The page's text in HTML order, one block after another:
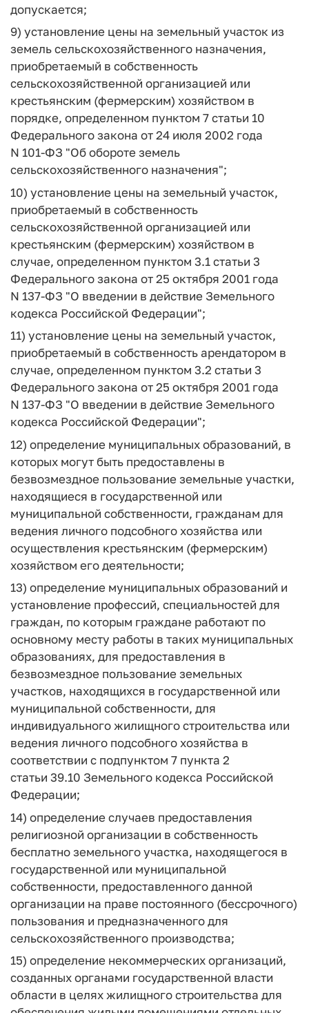
допускается;
9) установление цены на земельный участок из
земель сельскохозяйственного назначения,
приобретаемый в собственность
сельскохозяйственной организацией или
крестьянским (фермерским) хозяйством в
порядке, определенном пунктом 7 статьи 10
Федерального закона от 24 июля 2002 года
N 101-ФЗ "Об обороте земель
сельскохозяйственного назначения";
10) установление цены на земельный участок,
приобретаемый в собственность
сельскохозяйственной организацией или
крестьянским (фермерским) хозяйством в
случае, определенном пунктом 3.1 статьи 3
Федерального закона от 25 октября 2001 года
N 137-ФЗ "О введении в действие Земельного
кодекса Российской Федерации";
11) установление цены на земельный участок,
приобретаемый в собственность арендатором в
случае, определенном пунктом 3.2 статьи 3
Федерального закона от 25 октября 2001 года
N 137-ФЗ "О введении в действие Земельного
кодекса Российской Федерации";
12) определение муниципальных образований, в
которых могут быть предоставлены в
безвозмездное пользование земельные участки,
находящиеся в государственной или
муниципальной собственности, гражданам для
ведения личного подсобного хозяйства или
осуществления крестьянским (фермерским)
хозяйством его деятельности;
13) определение муниципальных образований и
установление профессий, специальностей для
граждан, по которым граждане работают по
основному месту работы в таких муниципальных
образованиях, для предоставления в
безвозмездное пользование земельных
участков, находящихся в государственной или
муниципальной собственности, для
индивидуального жилищного строительства или
ведения личного подсобного хозяйства в
соответствии с подпунктом 7 пункта 2
статьи 39.10 Земельного кодекса Российской
Федерации;
14) определение случаев предоставления
религиозной организации в собственность
бесплатно земельного участка, находящегося в
государственной или муниципальной
собственности, предоставленного данной
организации на праве постоянного (бессрочного)
пользования и предназначенного для
сельскохозяйственного производства;
15) определение некоммерческих организаций,
созданных органами государственной власти
области в целях жилищного строительства для